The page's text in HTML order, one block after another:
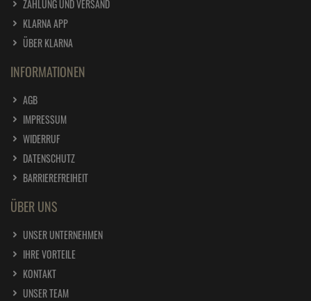
ZAHLUNG UND VERSAND
KLARNA APP
ÜBER KLARNA
INFORMATIONEN
AGB
IMPRESSUM
WIDERRUF
DATENSCHUTZ
BARRIEREFREIHEIT
ÜBER UNS
UNSER UNTERNEHMEN
IHRE VORTEILE
KONTAKT
UNSER TEAM